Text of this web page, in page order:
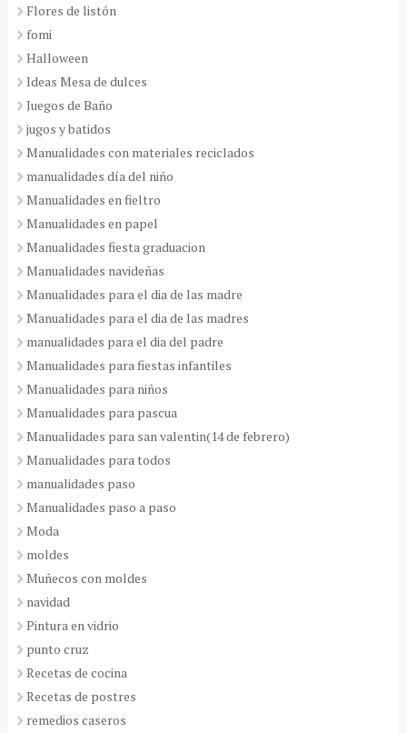
Flores de listón
fomi
Halloween
Ideas Mesa de dulces
Juegos de Baño
jugos y batidos
Manualidades con materiales reciclados
manualidades día del niño
Manualidades en fieltro
Manualidades en papel
Manualidades fiesta graduacion
Manualidades navideñas
Manualidades para el dia de las madre
Manualidades para el dia de las madres
manualidades para el dia del padre
Manualidades para fiestas infantiles
Manualidades para niños
Manualidades para pascua
Manualidades para san valentin(14 de febrero)
Manualidades para todos
manualidades paso
Manualidades paso a paso
Moda
moldes
Muñecos con moldes
navidad
Pintura en vidrio
punto cruz
Recetas de cocina
Recetas de postres
remedios caseros